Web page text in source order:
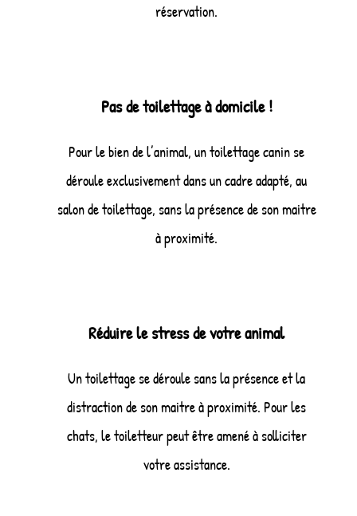
réservation.
Pas de toilettage à domicile !
Pour le bien de l’animal, un toilettage canin se
déroule exclusivement dans un cadre adapté, au
salon de toilettage, sans la présence de son maitre
à proximité.
Réduire le stress de votre animal
Un toilettage se déroule sans la présence et la
distraction de son maitre à proximité. Pour les
chats, le toiletteur peut être amené à solliciter
votre assistance.